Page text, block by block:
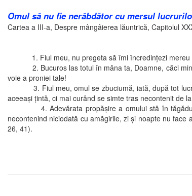
Omul să nu fie nerăbdător cu mersul
Cartea a III-a, Despre mângâierea lăuntrică, Capitolul
1. Fiul meu, nu pregeta să îmi încredinţezi mereu tot
2. Bucuros las totul în mâna ta, Doamne, căci
voie a proniei tale!
3. Fiul meu, omul se zbuciumă, iată, după tot lucrul
aceeaşi ţintă, ci mai curând se simte tras necontenit de
4. Adevărata propăşire a omului stă în tăgăduirea
necontenind niciodată cu amăgirile, zi şi noapte nu
26, 41).